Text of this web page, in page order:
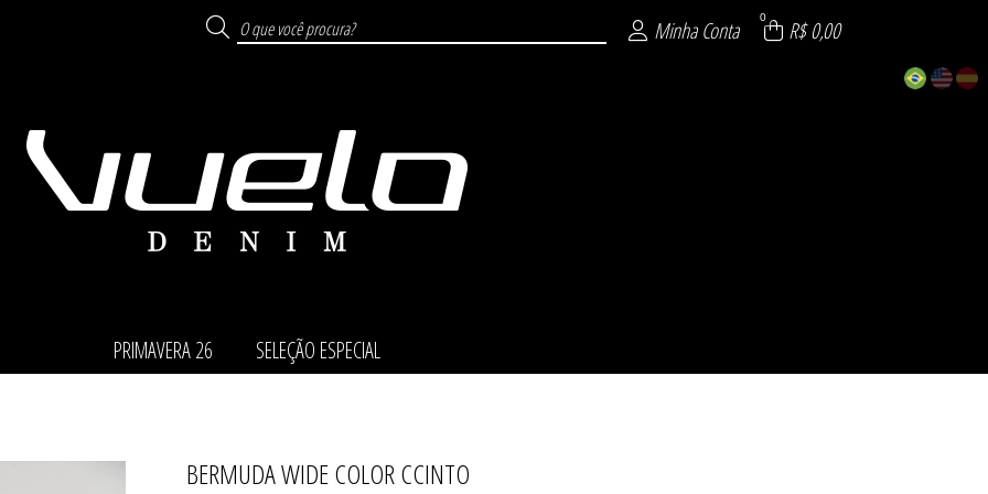
Minha Conta 0 R$ 0,00
PRIMAVERA 26
TODOS DE PRIMAVERA 26
SELEÇÃO ESPECIAL
TODOS DE SELEÇÃO ESPECIAL
BERMUDA WIDE COLOR CCINTO